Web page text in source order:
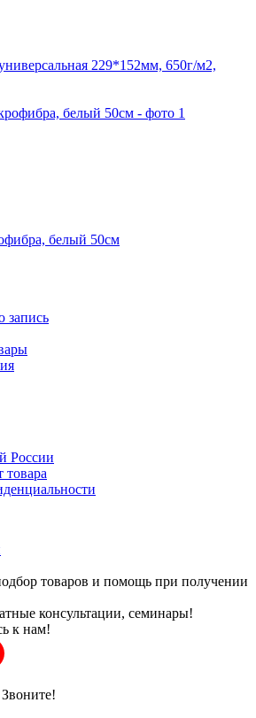
229*152мм, 650г/м2,
белый 50см
запись
России
товара
товаров и помощь при получении
консультации, семинары!
к нам!